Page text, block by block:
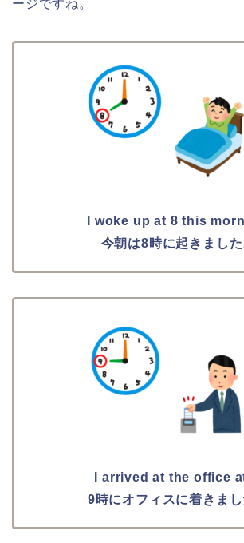
ージですね。
I woke up at 8 this
今朝は8時に起きました
I arrived at the office
9時にオフィスに着きまし